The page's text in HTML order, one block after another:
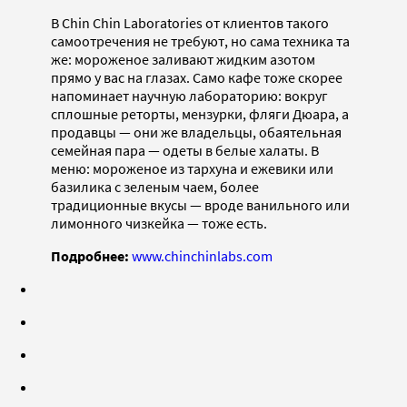
В Chin Chin Laboratories от клиентов такого
самоотречения не требуют, но сама техника та
же: мороженое заливают жидким азотом
прямо у вас на глазах. Само кафе тоже скорее
напоминает научную лабораторию: вокруг
сплошные реторты, мензурки, фляги Дюара, а
продавцы — они же владельцы, обаятельная
семейная пара — одеты в белые халаты. В
меню: мороженое из тархуна и ежевики или
базилика с зеленым чаем, более
традиционные вкусы — вроде ванильного или
лимонного чизкейка — тоже есть.
Подробнее: www.chinchinlabs.com